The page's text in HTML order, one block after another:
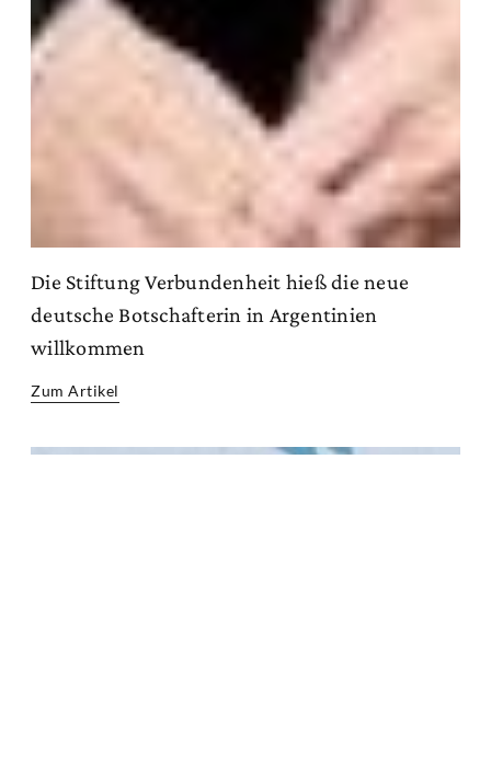
Die Stiftung Verbundenheit hieß die neue
deutsche Botschafterin in Argentinien
willkommen
Zum Artikel